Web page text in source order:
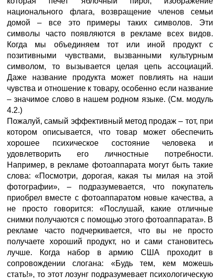
национального флага, возвращение членов семьи
домой – все это примеры таких символов. Эти
символы часто появляются в рекламе всех видов.
Когда мы объединяем тот или иной продукт с
позитивными чувствами, вызванными культурным
символом, то вызывается целая цепь ассоциаций.
Даже название продукта может повлиять на наши
чувства и отношение к товару, особенно если название
– значимое слово в нашем родном языке. (См. модуль
4.2.)
Пожалуй, самый эффективный метод продаж – тот, при
котором описывается, что товар может обеспечить
хорошее психическое состояние человека и
удовлетворить его личностные потребности.
Например, в рекламе фотоаппарата могут быть такие
слова: «Посмотри, дорогая, какая ты милая на этой
фотографии», – подразумевается, что покупатель
приобрел вместе с фотоаппаратом новые качества, а
не просто говорится: «Послушай, какие отличные
снимки получаются с помощью этого фотоаппарата». В
рекламе часто подчеркивается, что вы не просто
получаете хороший продукт, но и сами становитесь
лучше. Когда набор в армию США проходит в
сопровождении слогана: «Будь тем, кем можешь
стать!», то этот лозунг подразумевает психологическую